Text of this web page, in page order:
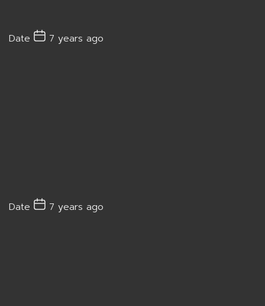
Date 7 years ago
Date 7 years ago